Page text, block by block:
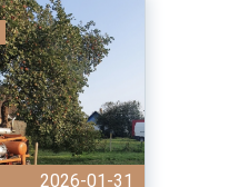
2026-01-31